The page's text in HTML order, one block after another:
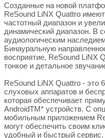
Созданные на новой
ReSound LiNX Quattro
частотный диапазон и
динамический диапазон. В
аудиологическим
Бинауральную
восприятие, ReSound LiNX
тонкое и детальное
ReSound LiNX Quattro - это
слуховых аппаратов и
которая обеспечивает
AndroidTM* устройств. С
мобильным приложением
могут обеспечить своим
удобный и быстрый сервис.